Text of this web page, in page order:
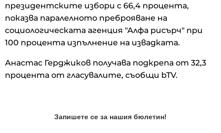
президентските избори с 66,4 процента,
показва паралелното преброяване на
социологическата агенция "Алфа рисърч" при
100 процента изпълнение на извадката.
Анастас Герджиков получава подкрепа от 32,3
процента от гласувалите, съобщи bTV.